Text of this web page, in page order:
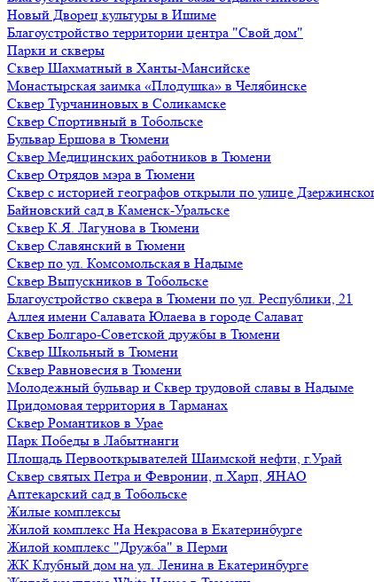
Нoвый Двoрeц культуры в Ишимe
Благоустройство территории центра "Свой дом"
Парки и скверы
Сквер Шахматный в Ханты-Мансийске
Монастырская заимка «Плодушка» в Челябинске
Сквер Турчаниновых в Соликамске
Сквер Спортивный в Тобольске
Бульвар Ершова в Тюмени
Сквер Медицинских работников в Тюмени
Сквер Отрядов мэра в Тюмени
Сквер с историей географов открыли по улице
Байновский сад в Каменск-Уральске
Сквер К.Я. Лагунова в Тюмени
Сквер Славянский в Тюмени
Сквер по ул. Комсомольская в Надыме
Сквер Выпускников в Тобольске
Благоустройство сквера в Тюмени по ул. Республики, 21
Аллея имени Салавата Юлаева в городе Салават
Сквер Болгаро-Советской дружбы в Тюмени
Сквер Школьный в Тюмени
Сквер Равновесия в Тюмени
Молодежный бульвар и Сквер трудовой славы в Надыме
Придомовая территория в Тарманах
Сквер Романтиков в Урае
Парк Победы в Лабытнанги
Площадь Первооткрывателей Шаимской нефти, г.Урай
Сквер святых Петра и Февронии, п.Харп, ЯНАО
Аптекарский сад в Тобольске
Жилые комплексы
Жилой комплекс На Некрасова в Екатеринбурге
Жилой комплекс "Дружба" в Перми
ЖК Клубный дом на ул. Ленина в Екатеринбурге